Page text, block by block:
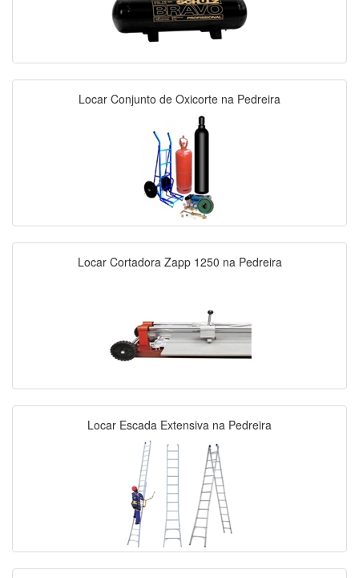
Locar Conjunto de Oxicorte na Pedreira
Locar Cortadora Zapp 1250 na Pedreira
Locar Escada Extensiva na Pedreira